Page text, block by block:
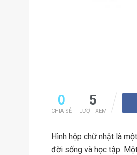
0
CHIA SẺ
5
LƯỢT XEM
Hình hộp chữ nhật là
đời sống và học tập.